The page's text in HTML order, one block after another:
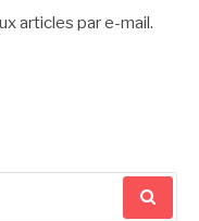
articles par e-mail.